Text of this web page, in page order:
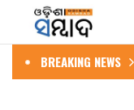
BREAKING NEWS